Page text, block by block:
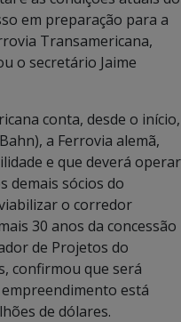
em preparação para a
Transamericana,
o secretário Jaime
conta, desde o início,
a Ferrovia alemã,
e que deverá operar
demais sócios do
o corredor
30 anos da concessão
de Projetos do
confirmou que será
está
de dólares.